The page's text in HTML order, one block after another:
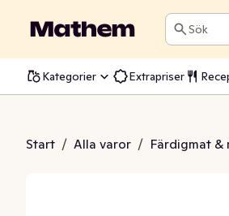
Sök
Kategorier Extrapriser
Start / Alla varor / Färdigmat &
Nöt-Crème